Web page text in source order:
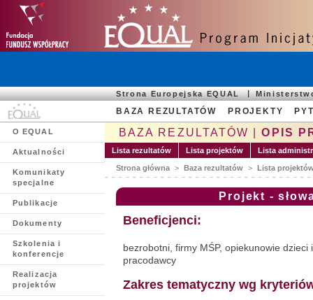
Strona Europejska EQUAL
BAZA REZULTATÓW PROJEKTY
O EQUAL
Aktualności
Komunikaty
specjalne
Publikacje
Dokumenty
Szkolenia i
konferencje
Realizacja
projektów
BAZA REZULTATÓW |OPIS
Lista rezultatów Lista projektów Lista
Strona główna > Baza rezultatów > Lista
Projekt -
Beneficjenci:
bezrobotni, firmy MŚP, opiekunowie
pracodawcy
Zakres tematyczny wg